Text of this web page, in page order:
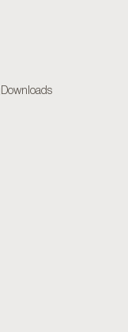
Downloads